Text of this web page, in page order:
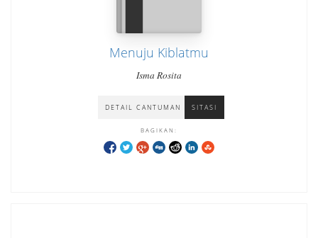
Menuju Kiblatmu
Isma Rosita
DETAIL CANTUMAN SITASI
BAGIKAN: